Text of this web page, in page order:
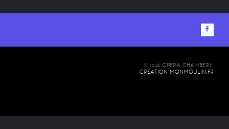
© 2026 OPERA CHAMBERY.
CRÉATION MONMOULIN.FR